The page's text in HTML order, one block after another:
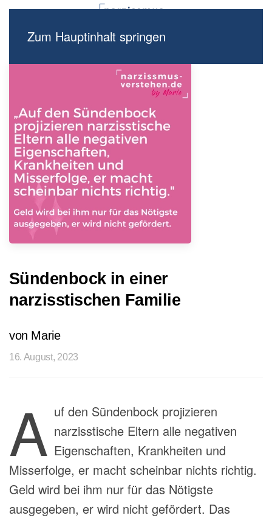
Zum Hauptinhalt springen
Sündenbock in einer
narzisstischen Familie
von Marie
16. August, 2023
A uf den Sündenbock projizieren
narzisstische Eltern alle negativen
Eigenschaften, Krankheiten und
Misserfolge, er macht scheinbar nichts richtig.
Geld wird bei ihm nur für das Nötigste
ausgegeben, er wird nicht gefördert. Das